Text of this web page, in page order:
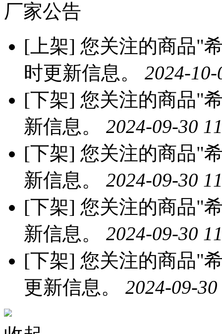
厂家公告
[上架] 您关注的商品"
时更新信息。 2024-
[下架] 您关注的商品"
新信息。 2024-09-30
[下架] 您关注的商品"
新信息。 2024-09-30
[下架] 您关注的商品"
新信息。 2024-09-30
[下架] 您关注的商品"
更新信息。 2024-09-